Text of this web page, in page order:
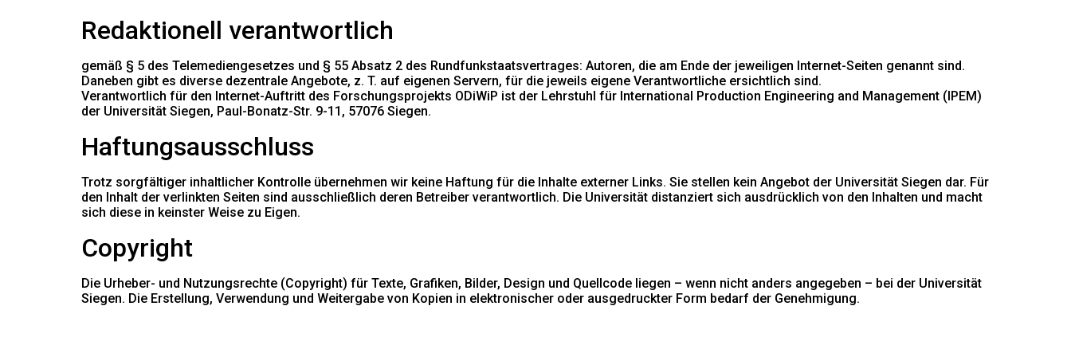
Redaktionell verantwortlich
gemäß § 5 des Telemediengesetzes und § 55 Absatz 2 des Rundfunkstaatsvertrages: Autoren, die am Ende der jeweiligen Internet-Seiten genannt sind.
Daneben gibt es diverse dezentrale Angebote, z. T. auf eigenen Servern, für die jeweils eigene Verantwortliche ersichtlich sind.
Verantwortlich für den Internet-Auftritt des Forschungsprojekts ODiWiP ist der Lehrstuhl für International Production Engineering and Management (IPEM)
der Universität Siegen, Paul-Bonatz-Str. 9-11, 57076 Siegen.
Haftungsausschluss
Trotz sorgfältiger inhaltlicher Kontrolle übernehmen wir keine Haftung für die Inhalte externer Links. Sie stellen kein Angebot der Universität Siegen dar. Für
den Inhalt der verlinkten Seiten sind ausschließlich deren Betreiber verantwortlich. Die Universität distanziert sich ausdrücklich von den Inhalten und macht
sich diese in keinster Weise zu Eigen.
Copyright
Die Urheber- und Nutzungsrechte (Copyright) für Texte, Grafiken, Bilder, Design und Quellcode liegen – wenn nicht anders angegeben – bei der Universität
Siegen. Die Erstellung, Verwendung und Weitergabe von Kopien in elektronischer oder ausgedruckter Form bedarf der Genehmigung.